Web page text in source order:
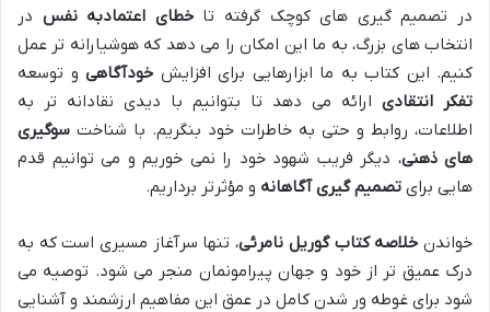
در تصمیم گیری های کوچک گرفته تاخطای اعتمادبه نفس در
انتخاب های بزرگ، به ما این امکان را می دهد که هوشیارانه تر عمل
کنیم. این کتاب به ما ابزارهایی برای افزایش خودآگاهی و توسعه
تفکر انتقادی ارائه می دهد تا بتوانیم با دیدی نقادانه تر به
اطلاعات، روابط و حتی به خاطرات خود بنگریم. با شناخت سوگیری
های ذهنی، دیگر فریب شهود خود را نمی خوریم و می توانیم قدم
هایی برای تصمیم گیری آگاهانه و مؤثرتر برداریم.
خواندن خلاصه کتاب گوریل نامرئی، تنها سرآغاز مسیری است که به
درک عمیق تر از خود و جهان پیرامونمان منجر می شود. توصیه می
شود برای غوطه ور شدن کامل در عمق این مفاهیم ارزشمند و آشنایی